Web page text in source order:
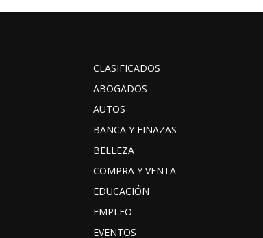
CLASIFICADOS
ABOGADOS
AUTOS
BANCA Y FINAZAS
BELLEZA
COMPRA Y VENTA
EDUCACIÓN
EMPLEO
EVENTOS